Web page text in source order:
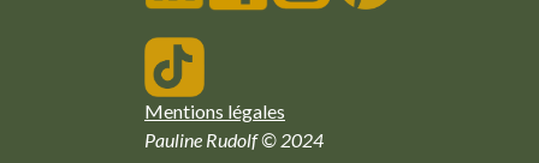
Mentions légales
Pauline Rudolf © 2024